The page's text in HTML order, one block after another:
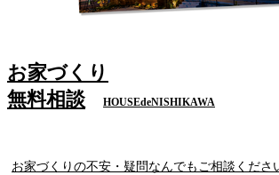
お家づくり
無料相談
HOUSEdeNISHIKAWA
お家づくりの不安・疑問なんでもご相談くださ